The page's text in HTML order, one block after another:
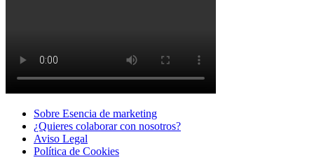
Sobre Esencia de marketing
¿Quieres colaborar con nosotros?
Aviso Legal
Polí­tica de Cookies